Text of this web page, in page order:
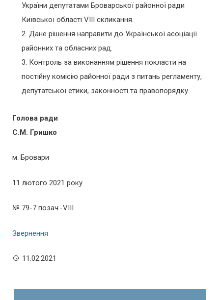
України депутатами Броварської районної ради
Київської області VIІI скликання.
Дане рішення направити до Української асоціації
районних та обласних рад.
Контроль за виконанням рішення покласти на
постійну комісію районної ради з питань регламенту,
депутатської етики, законності та правопорядку.
Голова ради
С.М. Гришко
м. Бровари
11 лютого 2021 року
№ 79-7 позач.-VІІІ
Звернення
11.02.2021